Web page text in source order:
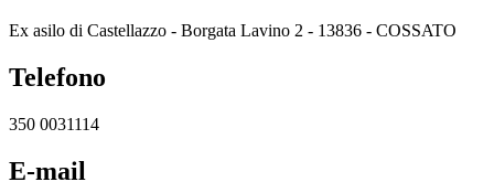
Ex asilo di Castellazzo - Borgata Lavino 2 - 13836 - COSSATO
Telefono
350 0031114
E-mail